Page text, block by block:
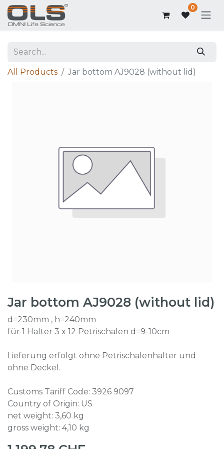
0
All Products Jar bottom AJ9028 (without lid)
Jar bottom AJ9028 (without lid)
d=230mm , h=240mm
für 1 Halter 3 x 12 Petrischalen d=9-10cm
Lieferung erfolgt ohne Petrischalenhalter und
ohne Deckel.
Customs Tariff Code: 3926 9097
Country of Origin: US
net weight: 3,60 kg
gross weight: 4,10 kg